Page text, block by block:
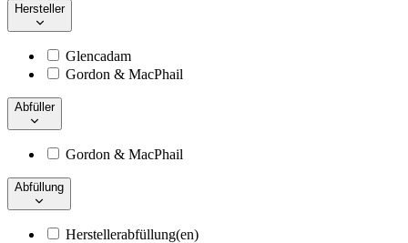
Hersteller
Glencadam
Gordon & MacPhail
Abfüller
Gordon & MacPhail
Abfüllung
Herstellerabfüllung(en)